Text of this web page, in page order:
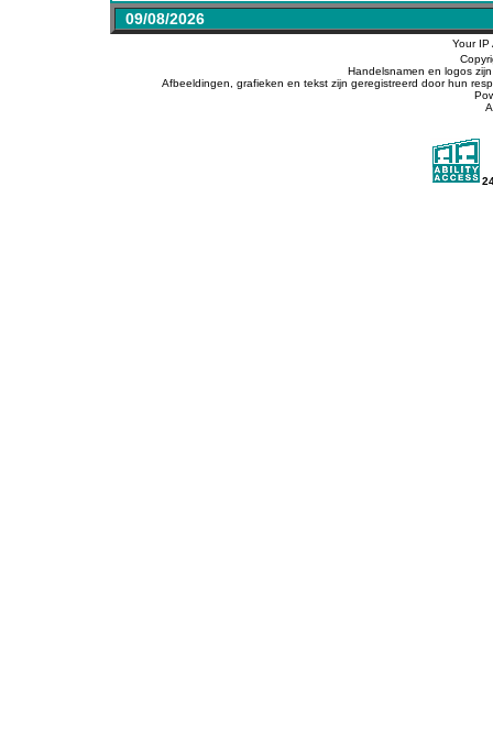
09/08/2026
Your IP
Handelsnamen en logos
Afbeeldingen, grafieken en tekst zijn geregistreerd door hun